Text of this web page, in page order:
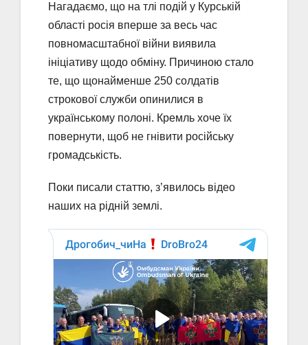
Нагадаємо, що на тлі подій у Курській
області росія вперше за весь час
повномасштабної війни виявила
ініціативу щодо обміну. Причиною стало
те, що щонайменше 250 солдатів
строкової служби опинилися в
українському полоні. Кремль хоче їх
повернути, щоб не гнівити російську
громадськість.
Поки писали статтю, з’явилось відео
наших на рідній землі.